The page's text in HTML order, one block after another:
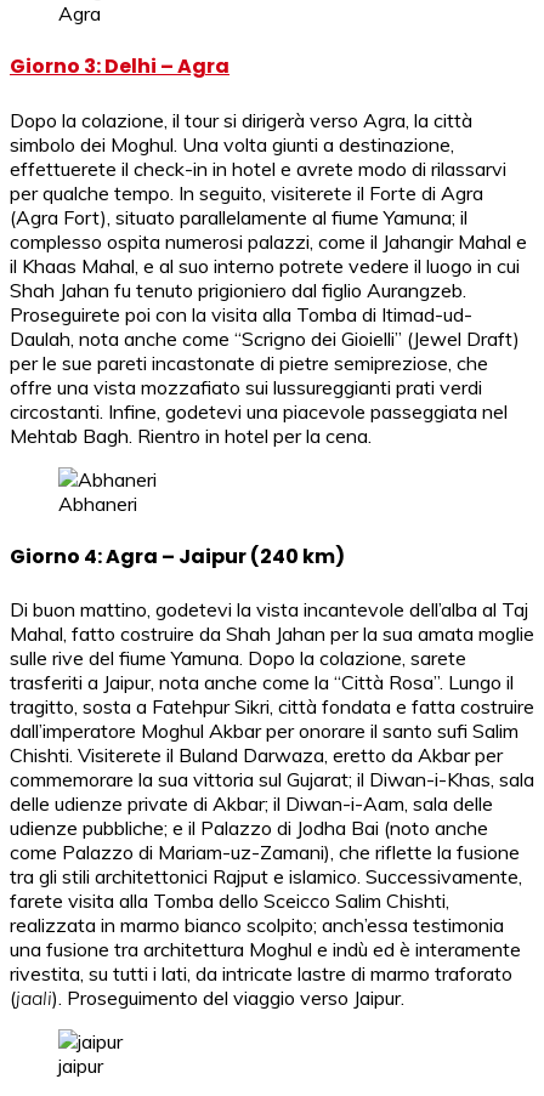
Agra
Giorno 3: Delhi – Agra
Dopo la colazione, il tour si dirigerà verso Agra, la città
simbolo dei Moghul. Una volta giunti a destinazione,
effettuerete il check-in in hotel e avrete modo di rilassarvi
per qualche tempo. In seguito, visiterete il Forte di Agra
(Agra Fort), situato parallelamente al fiume Yamuna; il
complesso ospita numerosi palazzi, come il Jahangir Mahal e
il Khaas Mahal, e al suo interno potrete vedere il luogo in cui
Shah Jahan fu tenuto prigioniero dal figlio Aurangzeb.
Proseguirete poi con la visita alla Tomba di Itimad-ud-
Daulah, nota anche come “Scrigno dei Gioielli” (Jewel Draft)
per le sue pareti incastonate di pietre semipreziose, che
offre una vista mozzafiato sui lussureggianti prati verdi
circostanti. Infine, godetevi una piacevole passeggiata nel
Mehtab Bagh. Rientro in hotel per la cena.
Abhaneri
Giorno 4: Agra – Jaipur (240 km)
Di buon mattino, godetevi la vista incantevole dell’alba al Taj
Mahal, fatto costruire da Shah Jahan per la sua amata moglie
sulle rive del fiume Yamuna. Dopo la colazione, sarete
trasferiti a Jaipur, nota anche come la “Città Rosa”. Lungo il
tragitto, sosta a Fatehpur Sikri, città fondata e fatta costruire
dall’imperatore Moghul Akbar per onorare il santo sufi Salim
Chishti. Visiterete il Buland Darwaza, eretto da Akbar per
commemorare la sua vittoria sul Gujarat; il Diwan-i-Khas, sala
delle udienze private di Akbar; il Diwan-i-Aam, sala delle
udienze pubbliche; e il Palazzo di Jodha Bai (noto anche
come Palazzo di Mariam-uz-Zamani), che riflette la fusione
tra gli stili architettonici Rajput e islamico. Successivamente,
farete visita alla Tomba dello Sceicco Salim Chishti,
realizzata in marmo bianco scolpito; anch’essa testimonia
una fusione tra architettura Moghul e indù ed è interamente
rivestita, su tutti i lati, da intricate lastre di marmo traforato
(jaali). Proseguimento del viaggio verso Jaipur.
jaipur